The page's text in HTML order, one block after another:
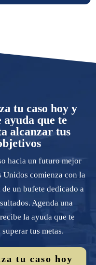
tu caso hoy y
ayuda que te
alcanzar tus
hacia un futuro mejor
Unidos comienza con la
de un bufete dedicado a
Agenda una
la ayuda que te
tus metas.
tu caso hoy